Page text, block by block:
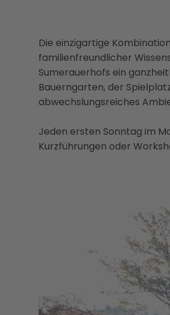
Die einzigartige
familienfreundlicher
Sumerauerhofs ein
Bauerngarten, der
abwechslungsreiches
Jeden ersten Sonntag im
Kurzführungen oder